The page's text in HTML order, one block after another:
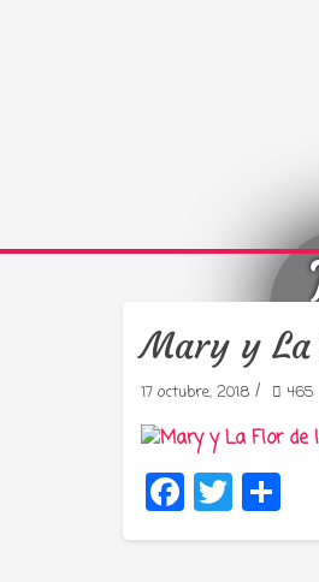
Mary y La
17 octubre, 2018 / 465
Facebook